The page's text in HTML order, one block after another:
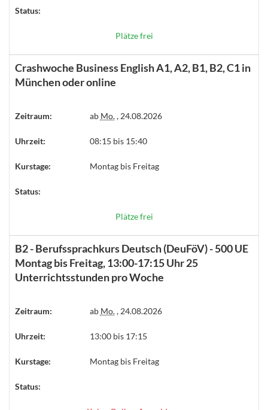
Status:
Plätze frei
Crashwoche Business English A1, A2, B1, B2, C1 in
München oder online
Zeitraum: ab Mo., 24.08.2026
Uhrzeit: 08:15 bis 15:40
Kurstage: Montag bis Freitag
Status:
Plätze frei
B2 - Berufssprachkurs Deutsch (DeuFöV) - 500 UE
Montag bis Freitag, 13:00-17:15 Uhr 25
Unterrichtsstunden pro Woche
Zeitraum: ab Mo., 24.08.2026
Uhrzeit: 13:00 bis 17:15
Kurstage: Montag bis Freitag
Status: